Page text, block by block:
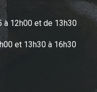
à 12h00 et de 13h30
et 13h30 à 16h30